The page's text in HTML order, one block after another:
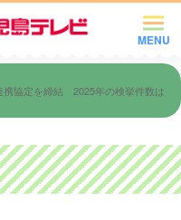
MENU
協定を締結 2025年の検挙件数は